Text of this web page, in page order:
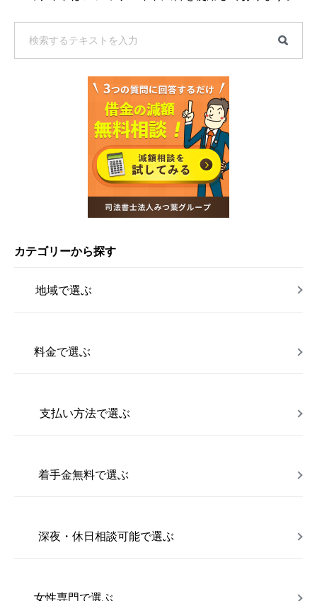
カテゴリーから探す
地域で選ぶ
料金で選ぶ
支払い方法で選ぶ
着手金無料で選ぶ
深夜・休日相談可能で選ぶ
女性専門で選ぶ